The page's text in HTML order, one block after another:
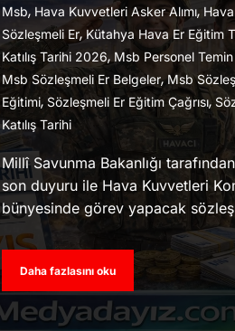
Msb, Hava Kuvvetleri Asker Alımı,
Sözleşmeli Er, Kütahya Hava Er Eğitim
Katılış Tarihi 2026,Msb Personel
Msb Sözleşmeli Er Belgeler,Msb
Eğitimi, Sözleşmeli Er Eğitim Çağrısı,
Katılış Tarihi
Millî Savunma Bakanlığı
son duyuru ile Hava Kuvvetleri
bünyesinde görev yapacak
Daha fazlasını oku